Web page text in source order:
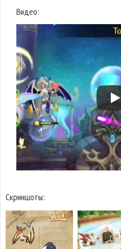
Видео:
Скриншоты: